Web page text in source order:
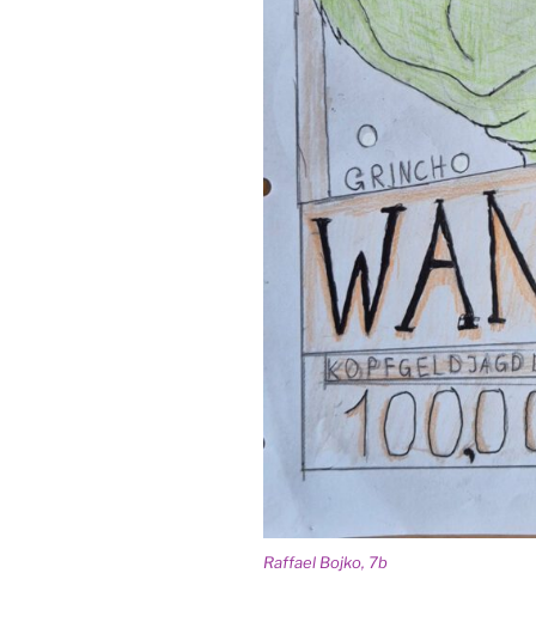
Raf­fa­el Boj­ko, 7b